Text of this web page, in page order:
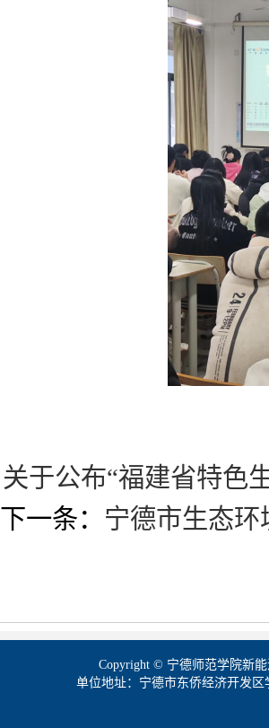
关于公布“福建省特色
下一条： 宁德市生态
Copyright © 宁德师范学院新
单位地址：宁德市东侨经济开发